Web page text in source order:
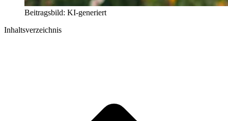
Beitragsbild: KI-generiert
Inhaltsverzeichnis